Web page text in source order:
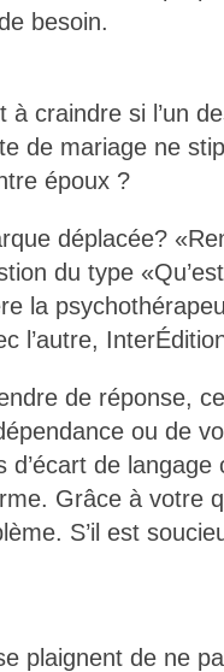
besoin.
à craindre si l’un
de mariage ne
époux ?
déplacée?
du type
la
l’autre,
de réponse,
ou de
d’écart de
Grâce à votre
S’il est
plaignent de ne